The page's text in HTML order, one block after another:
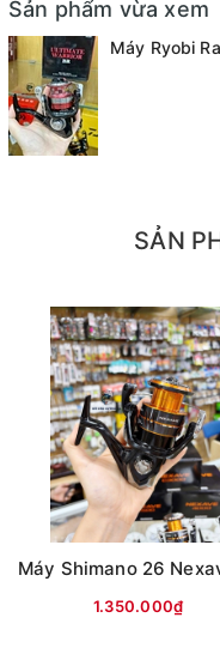
Sản phẩm vừa xem
Máy Ryobi
SẢN
1.350.000₫